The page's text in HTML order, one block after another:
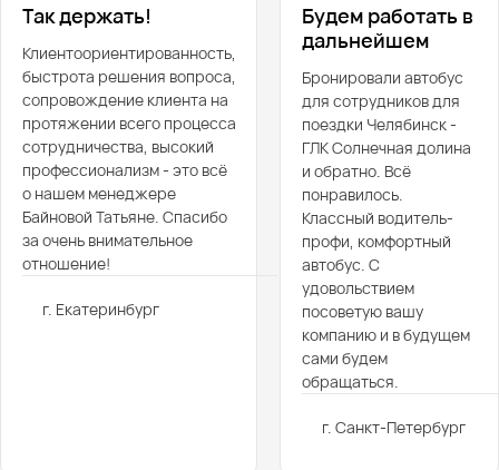
Так держать!
Клиентоориентированность,
быстрота решения вопроса,
сопровождение клиента на
протяжении всего процесса
сотрудничества, высокий
профессионализм - это всё
о нашем менеджере
Байновой Татьяне. Спасибо
за очень внимательное
отношение!
г. Екатеринбург
Будем работать в
дальнейшем
Бронировали автобус
для сотрудников для
поездки Челябинск -
ГЛК Солнечная долина
и обратно. Всё
понравилось.
Классный водитель-
профи, комфортный
автобус. С
удовольствием
посоветую вашу
компанию и в будущем
сами будем
обращаться.
г. Санкт-Петербург